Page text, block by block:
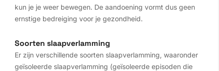
kun je je weer bewegen. De aandoening vormt dus geen
ernstige bedreiging voor je gezondheid.
Soorten slaapverlamming
Er zijn verschillende soorten slaapverlamming, waaronder
geïsoleerde slaapverlamming (geïsoleerde episoden die